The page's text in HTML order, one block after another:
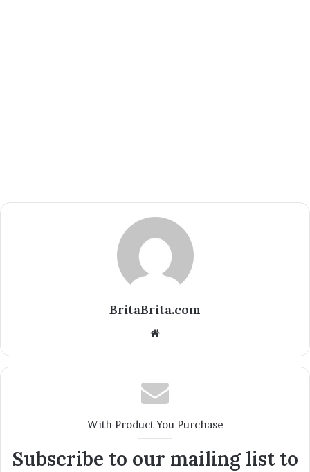
BritaBrita.com
With Product You Purchase
Subscribe to our mailing list to